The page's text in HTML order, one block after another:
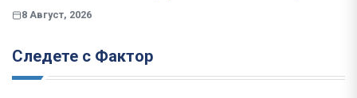
8 Август, 2026
Следете с Фактор